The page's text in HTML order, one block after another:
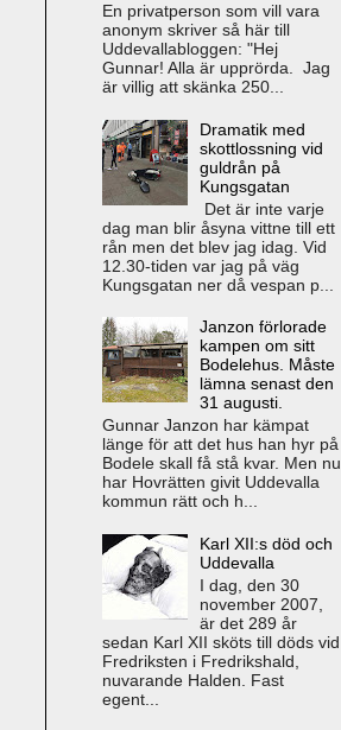
En privatperson som vill vara
anonym skriver så här till
Uddevallabloggen: "Hej
Gunnar! Alla är upprörda. Jag
är villig att skänka 250...
Dramatik med
skottlossning vid
guldrån på
Kungsgatan
Det är inte varje
dag man blir åsyna vittne till ett
rån men det blev jag idag. Vid
12.30-tiden var jag på väg
Kungsgatan ner då vespan p...
Janzon förlorade
kampen om sitt
Bodelehus. Måste
lämna senast den
31 augusti.
Gunnar Janzon har kämpat
länge för att det hus han hyr på
Bodele skall få stå kvar. Men nu
har Hovrätten givit Uddevalla
kommun rätt och h...
Karl XII:s död och
Uddevalla
I dag, den 30
november 2007,
är det 289 år
sedan Karl XII sköts till döds vid
Fredriksten i Fredrikshald,
nuvarande Halden. Fast
egent...